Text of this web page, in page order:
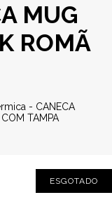
MUG
ROMÃ
- CANECA
TAMPA
ESGOTADO